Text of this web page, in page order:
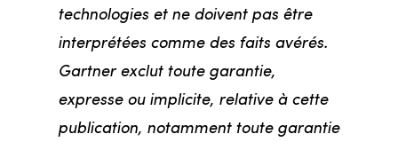
technologies et ne doivent pas être
interprétées comme des faits avérés.
Gartner exclut toute garantie,
expresse ou implicite, relative à cette
publication, notamment toute garantie